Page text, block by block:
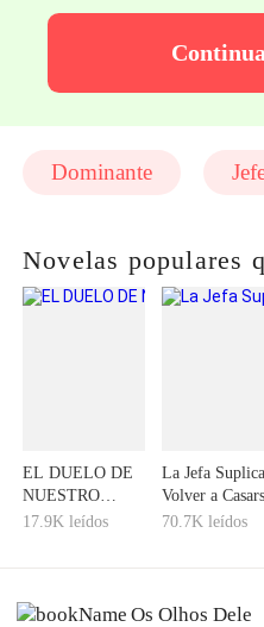
Dominante
Novelas populares
EL DUELO DE
NUESTRO
AMOR
17.9K leídos
La Jefa Suplica
Volver a
70.7K leídos
Os Olhos Dele